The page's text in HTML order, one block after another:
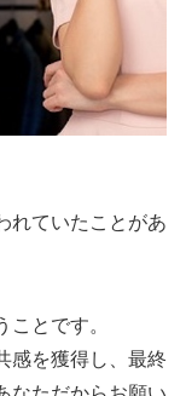
れていたことがあ
とです。
感を獲得し、最終